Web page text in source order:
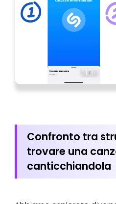
Confronto tra
trovare una
canticchiandola